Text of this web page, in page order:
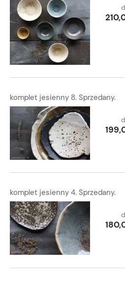
komplet jesienny 8. Sprzedany.
komplet jesienny 4. Sprzedany.